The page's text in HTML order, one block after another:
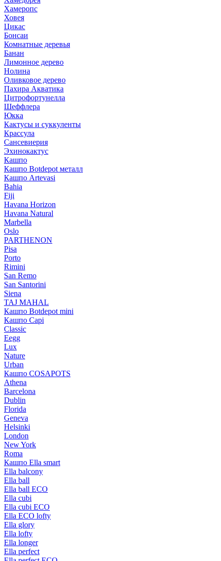
Хамеропс
Ховея
Цикас
Бонсаи
Комнатные деревья
Банан
Лимонное дерево
Нолина
Оливковое дерево
Пахира Акватика
Цитрофортунелла
Шеффлера
Юкка
Кактусы и суккуленты
Крассула
Сансевиерия
Эхинокактус
Кашпо
Кашпо Botdepot металл
Кашпо Artevasi
Bahia
Fiji
Havana Horizon
Havana Natural
Marbella
Oslo
PARTHENON
Pisa
Porto
Rimini
San Remo
San Santorini
Siena
TAJ MAHAL
Кашпо Botdepot mini
Кашпо Capi
Classic
Eegg
Lux
Nature
Urban
Кашпо COSAPOTS
Athena
Barcelona
Dublin
Florida
Geneva
Helsinki
London
New York
Roma
Кашпо Ella smart
Ella balcony
Ella ball
Ella ball ECO
Ella cubi
Ella cubi ECO
Ella ECO lofty
Ella glory
Ella lofty
Ella longer
Ella perfect